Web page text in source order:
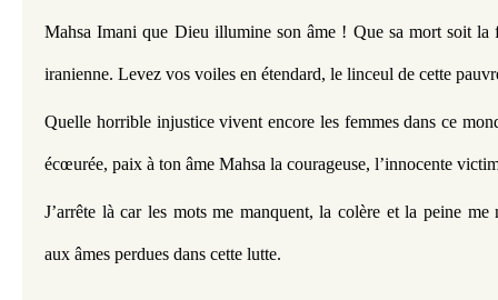
Mahsa Imani que Dieu illumine son âme ! Que sa mort soit la
iranienne. Levez vos voiles en étendard, le linceul de cette
Quelle horrible injustice vivent encore les femmes dans ce
écœurée, paix à ton âme Mahsa la courageuse, l’innocente
J’arrête là car les mots me manquent, la colère et la peine
aux âmes perdues dans cette lutte.